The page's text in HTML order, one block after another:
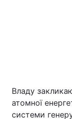
Владу
атомної
системи